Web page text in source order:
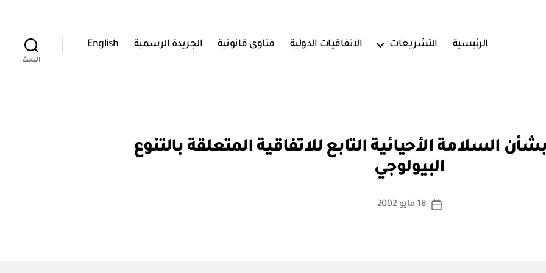
الرئيسية التشريعات الاتفاقيات الدولية فتاوى قانونية الجريدة الرسمية English
البحث
السلامة الأحيائية التابع للاتفاقية المتعلقة بالتنوع
البيولوجي
كاتب
بو
ا
س
ة
تاريخ
18 مايو 2002